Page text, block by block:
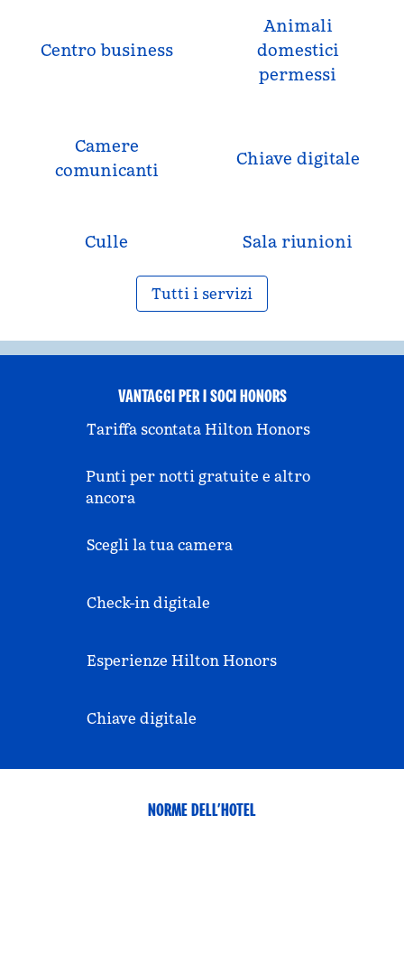
Centro business
Animali
domestici
permessi
Camere
comunicanti
Chiave digitale
Culle Sala riunioni
Tutti i servizi
VANTAGGI PER I SOCI HONORS
Tariffa scontata Hilton Honors
Punti per notti gratuite e altro
ancora
Scegli la tua camera
Check-in digitale
Esperienze Hilton Honors
Chiave digitale
NORME DELL’HOTEL